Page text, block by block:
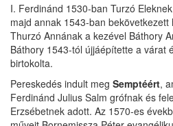
I. Ferdinánd 1530-ban Turzó
majd annak 1543-ban
Thurzó Annának a kezével Báthory
Báthory 1543-tól újjáépítette a várat
birtokolta.
Pereskedés indult meg Semptéért,
Ferdinánd Julius Salm grófnak és
Erzsébetnek adott. Az 1570-es